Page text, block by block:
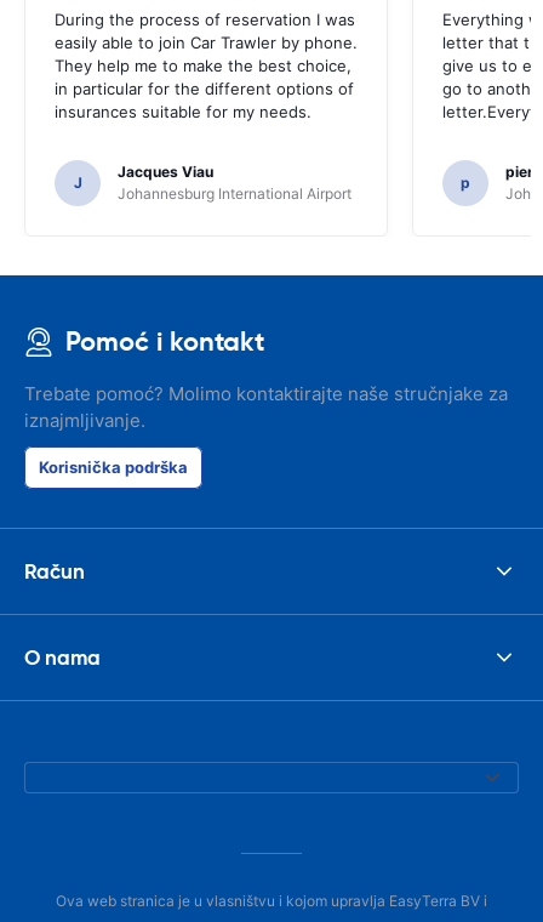
During the process of reservation I was
easily able to join Car Trawler by phone.
They help me to make the best choice,
in particular for the different options of
insurances suitable for my needs.
J
Jacques Viau
Johannesburg International Airport
Everything
letter that
give us to
go to
p
Pomoć i kontakt
Trebate pomoć? Molimo kontaktirajte naše stručnjake za
iznajmljivanje.
Korisnička podrška
Račun
O nama
Ova web stranica je u vlasništvu i kojom upravlja EasyTerra BV i